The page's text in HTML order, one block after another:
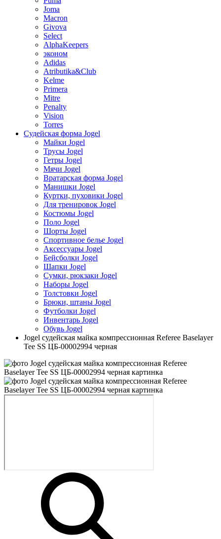
Joma
Macron
Givova
Select
AlphaKeepers
эконом
Adidas
Atributika&Club
Kelme
Primera
Mitre
Penalty
Vision
Torres
Судейская форма Jogel
Майки Jogel
Трусы Jogel
Гетры Jogel
Мячи Jogel
Вратарская форма Jogel
Манишки Jogel
Куртки, пуховики Jogel
Для тренировок Jogel
Костюмы Jogel
Поло Jogel
Шорты Jogel
Спортивное белье Jogel
Аксессуары Jogel
Бейсболки Jogel
Шапки Jogel
Сумки, рюкзаки Jogel
Наборы Jogel
Толстовки Jogel
Брюки, штаны Jogel
Футболки Jogel
Инвентарь Jogel
Обувь Jogel
Jogel судейская майка компрессионная Referee Baselayer
Tee SS ЦБ-00002994 черная